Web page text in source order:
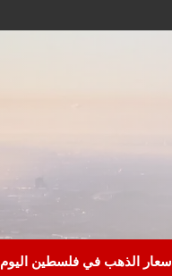
اسعار الذهب في فلسطين اليوم